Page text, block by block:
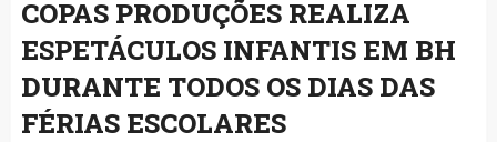
COPAS PRODUÇÕES REALIZA
ESPETÁCULOS INFANTIS EM BH
DURANTE TODOS OS DIAS DAS
FÉRIAS ESCOLARES